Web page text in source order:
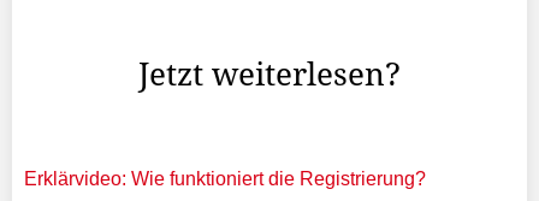
Jetzt weiterlesen?
Erklärvideo: Wie funktioniert die Registrierung?